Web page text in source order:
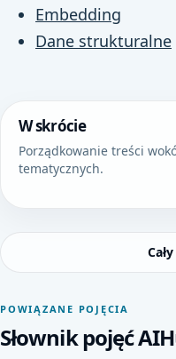
Embedding
Dane strukturalne
W skrócie
Porządkowanie treści
tematycznych.
POWIĄZANE POJĘCIA
Słownik pojęć